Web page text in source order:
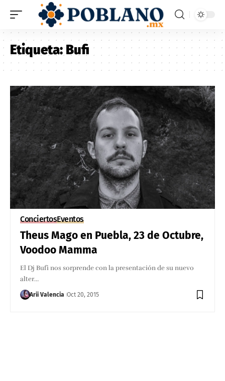
Etiqueta:Bufi
ConciertosEventos
Theus Mago en Puebla, 23 de Octubre,
Voodoo Mamma
El Dj Bufi nos sorprende con la presentación de su nuevo
alter…
Arii Valencia Oct 20, 2015